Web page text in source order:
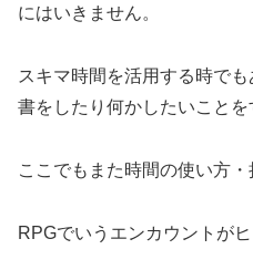
にはいきません。
スキマ時間を活用する時で
書をしたり何かしたいことを
ここでもまた時間の使い方
RPGでいうエンカウントが